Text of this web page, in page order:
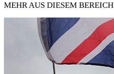
MEHR AUS DIESEM BEREICH